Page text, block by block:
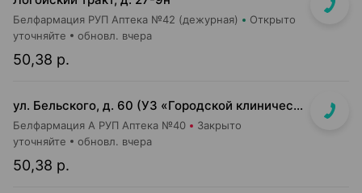
Белфармация РУП Аптека №42 (дежурная) Открыто
50,38 р.
уточняйте обновл. вчера
ул. Бельского, д. 60 (УЗ «Городской клинический роддом №2»)
Белфармация А РУП Аптека №40 Закрыто
50,38 р.
уточняйте обновл. вчера